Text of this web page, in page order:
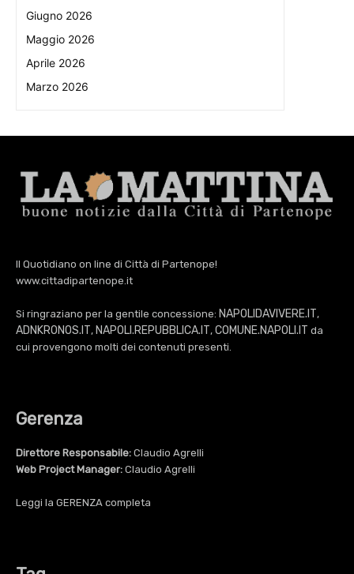
Giugno 2026
Maggio 2026
Aprile 2026
Marzo 2026
Il Quotidiano on line di Città di Partenope!
www.cittadipartenope.it
Si ringraziano per la gentile concessione: NAPOLIDAVIVERE.IT,
ADNKRONOS.IT, NAPOLI.REPUBBLICA.IT, COMUNE.NAPOLI.IT da
cui provengono molti dei contenuti presenti.
Gerenza
Direttore Responsabile: Claudio Agrelli
Web Project Manager: Claudio Agrelli
Leggi la GERENZA completa